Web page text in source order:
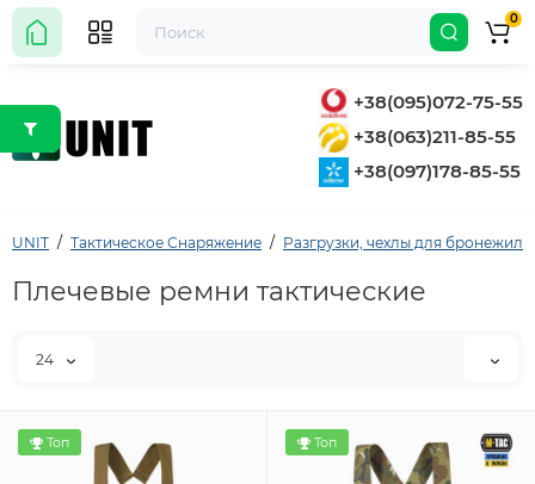
+38(095)072-75-55
+38(063)211-85-55
+38(097)178-85-55
0
UNIT Тактическое Снаряжение Разгрузки, чехлы для
Плечевые ремни тактические
24
Топ Топ